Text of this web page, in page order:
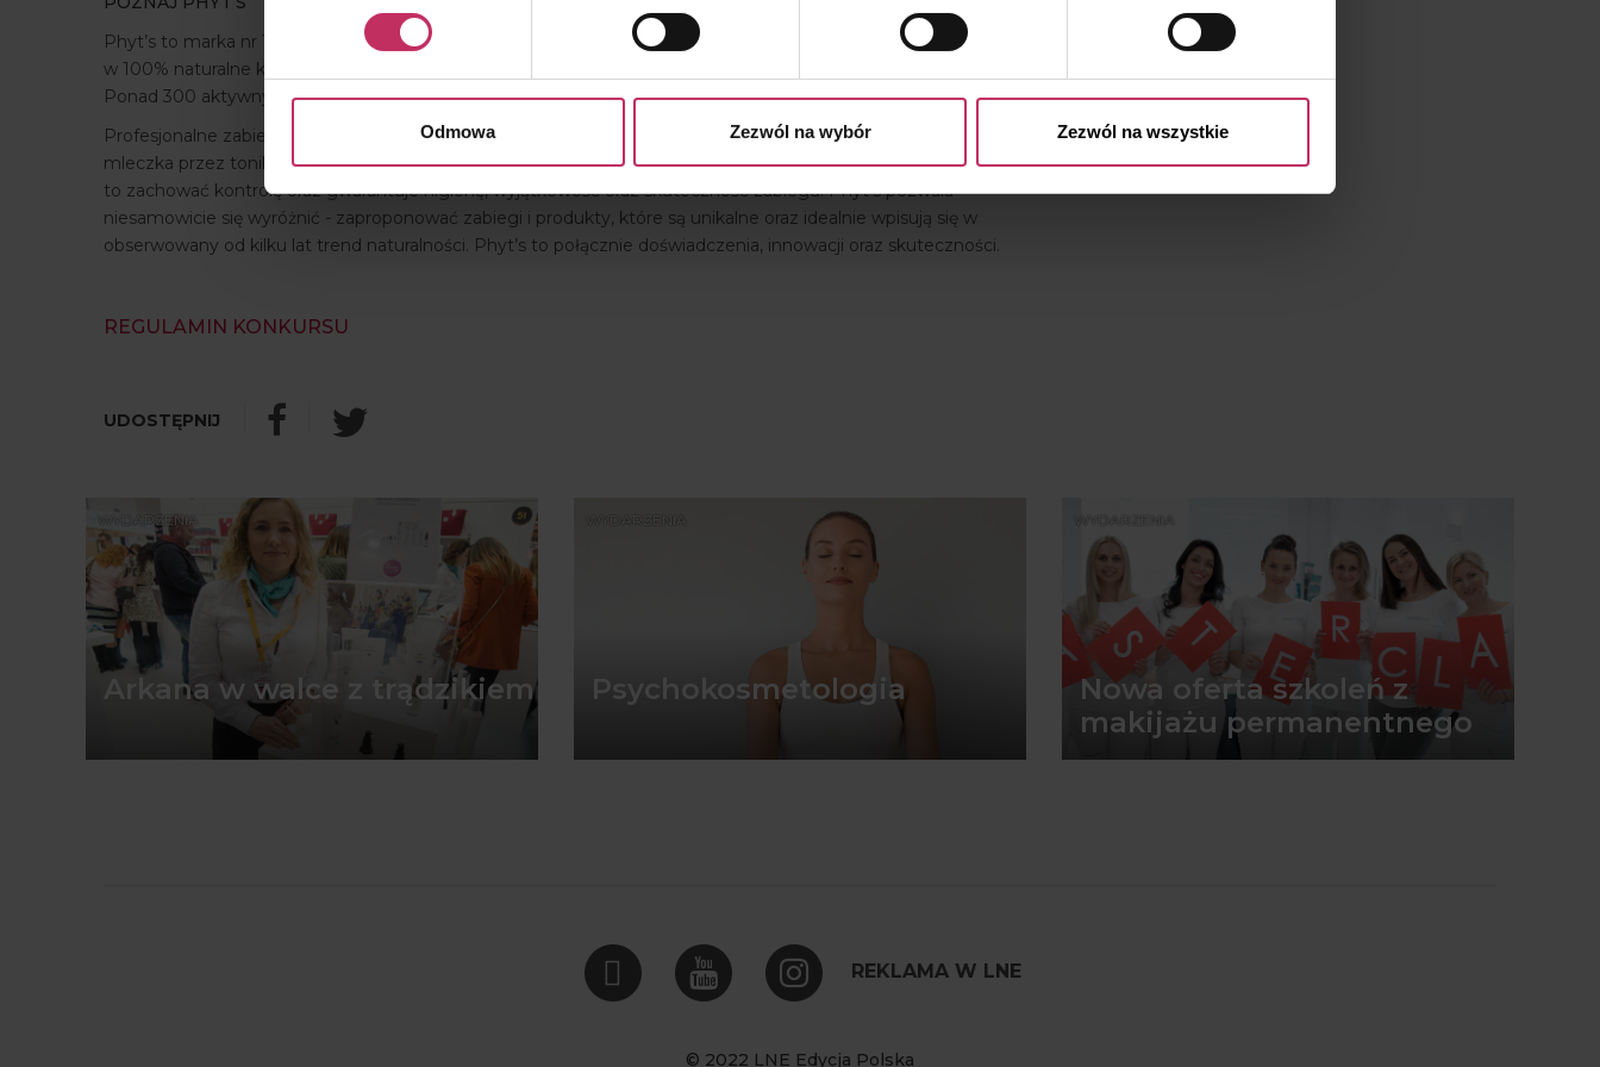
osobowych, w tym o sposobie, w jaki my i nasi partnerzy używamy plików cookies oraz o przysługujących Ci prawach
Odmowa Zezwól na wybór Zezwól na wszystkie
Phyt’s to marka nr 1 we Francji z tysiącami gabinetów kosmetycznych oraz SPA. Te francuskie, profesjonalne i
w 100% naturalne kosmetyki są produkowane na południu tego kraju, w miejscowości Caillac od prawie 50 lat.
Ponad 300 aktywnych fitokosmetyków posiada certyfikaty COSME BIO oraz QUALITE FRANCE.
Profesjonalne zabiegi na twarz i ciało przygotowane są jako pojedyncze sety. Każdy produkt w secie, od
mleczka przez tonik po serum oraz kremie kończąc, zamknięty jest w pojedynczej, szklanej ampułce. Pozwala
to zachować kontrolę oraz gwarantuje higienę, wyjątkowość oraz skuteczność zabiegu. Phyt’s pozwala
niesamowicie się wyróżnić - zaproponować zabiegi i produkty, które są unikalne oraz idealnie wpisują się w
obserwowany od kilku lat trend naturalności. Phyt’s to połącznie doświadczenia, innowacji oraz skuteczności.
REGULAMIN KONKURSU
WYDARZENIA
Arkana w walce z trądzikiem
WYDARZENIA
Psychokosmetologia
WYDARZENIA
Nowa oferta szkoleń z
makijażu permanentnego
REKLAMA W LNE
© 2022 LNE Edycja Polska